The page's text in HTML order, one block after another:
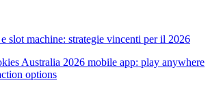
slot machine: strategie vincenti per il 2026
Australia 2026 mobile app: play anywhere
options